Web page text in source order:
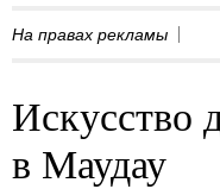
На правах рекламы
Искусство
в Маудау